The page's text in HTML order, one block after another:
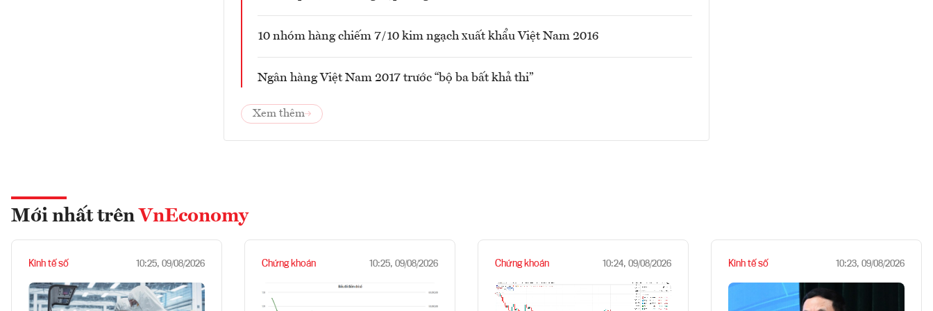
10 nhóm hàng chiếm 7/10 kim ngạch xuất khẩu Việt Nam 2016
Ngân hàng Việt Nam 2017 trước “bộ ba bất khả thi”
Xem thêm
Mới nhất trên VnEconomy
Kinh tế số 10:25, 09/08/2026 Chứng khoán 10:25, 09/08/2026 Chứng khoán 10:24, 09/08/2026 Kinh tế số 10:23, 09/08/2026